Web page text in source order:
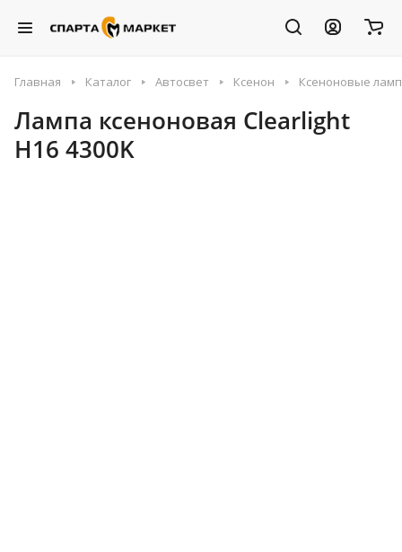
Главная Каталог Автосвет Ксенон Ксеноновые
Лампа ксеноновая Clearlight
H16 4300K